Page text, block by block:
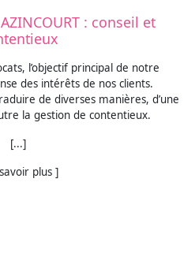
: conseil et
l’objectif principal de notre
des intérêts de nos clients.
de diverses manières, d’une
la gestion de contentieux.
[...]
plus ]